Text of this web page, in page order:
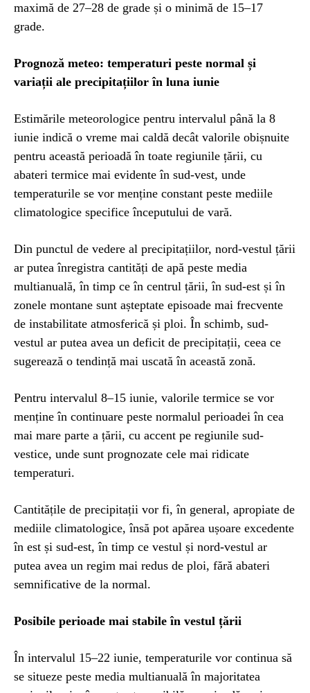
maximă de 27–28 de grade și o minimă de 15–17
grade.
Prognoză meteo: temperaturi peste normal și
variații ale precipitațiilor în luna iunie
Estimările meteorologice pentru intervalul până la 8
iunie indică o vreme mai caldă decât valorile obișnuite
pentru această perioadă în toate regiunile țării, cu
abateri termice mai evidente în sud-vest, unde
temperaturile se vor menține constant peste mediile
climatologice specifice începutului de vară.
Din punctul de vedere al precipitațiilor, nord-vestul țării
ar putea înregistra cantități de apă peste media
multianuală, în timp ce în centrul țării, în sud-est și în
zonele montane sunt așteptate episoade mai frecvente
de instabilitate atmosferică și ploi. În schimb, sud-
vestul ar putea avea un deficit de precipitații, ceea ce
sugerează o tendință mai uscată în această zonă.
Pentru intervalul 8–15 iunie, valorile termice se vor
menține în continuare peste normalul perioadei în cea
mai mare parte a țării, cu accent pe regiunile sud-
vestice, unde sunt prognozate cele mai ridicate
temperaturi.
Cantitățile de precipitații vor fi, în general, apropiate de
mediile climatologice, însă pot apărea ușoare excedente
în est și sud-est, în timp ce vestul și nord-vestul ar
putea avea un regim mai redus de ploi, fără abateri
semnificative de la normal.
Posibile perioade mai stabile în vestul țării
În intervalul 15–22 iunie, temperaturile vor continua să
se situeze peste media multianuală în majoritatea